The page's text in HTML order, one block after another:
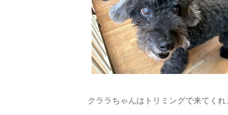
クララちゃんはトリミングで来てく